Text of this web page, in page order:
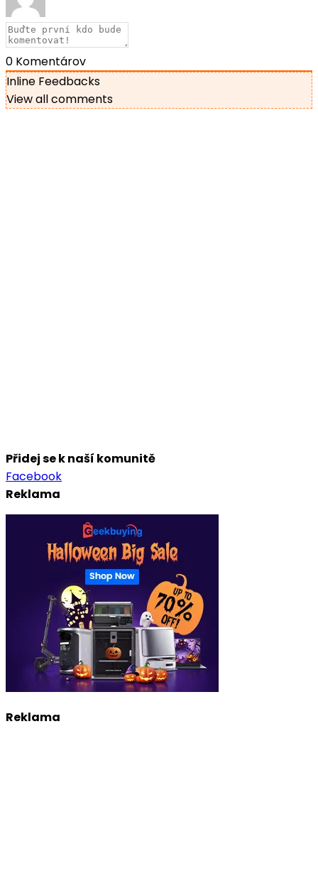
0 Komentárov
Inline Feedbacks
View all comments
Přidej se k naší komunitě
Facebook
Reklama
Reklama